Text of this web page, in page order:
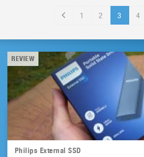
1 2 3 4
REVIEW
Philips External SSD